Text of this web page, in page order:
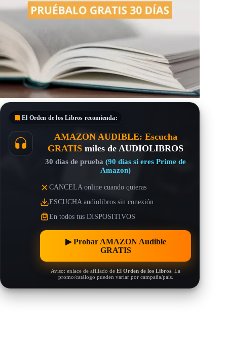
El Orden de los Libros recomienda:
AMAZON AUDIBLE: Escucha
GRATIS miles de AUDIOLIBROS
30 días de prueba(90 días si eres Prime de
Amazon)
CANCELA online cuando quieras
ESCUCHA audiolibros sin conexión
En todos tus DISPOSITIVOS
▶︎ Probar AMAZON Audible
GRATIS
Aviso: enlace de afiliado deEl Orden de los Libros . La
promo/catálogo pueden variar por campaña/país.